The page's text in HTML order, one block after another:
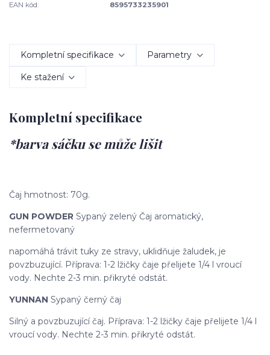
EAN kód:
8595733235901
Kompletní specifikace Parametry
Ke stažení
Kompletní specifikace
*barva sáčku se může lišit
Čaj hmotnost: 70g.
GUN POWDER Sypaný zelený Čaj aromatický,
nefermetovaný
napomáhá trávit tuky ze stravy, uklidňuje žaludek, je
povzbuzující. Příprava: 1-2 lžičky čaje přelijete 1/4 l vroucí
vody. Nechte 2-3 min. přikryté odstát.
YUNNAN Sypaný černý čaj
Silný a povzbuzující čaj. Příprava: 1-2 lžičky čaje přelijete 1/4 l
vroucí vody. Nechte 2-3 min. přikryté odstát.